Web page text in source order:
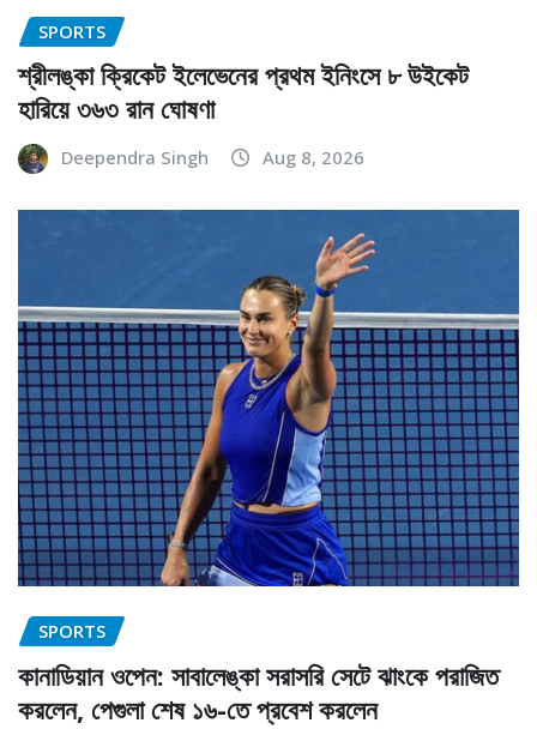
SPORTS
শ্রীলঙ্কা ক্রিকেট ইলেভেনের প্রথম ইনিংসে ৮ উইকেট
হারিয়ে ৩৬৩ রান ঘোষণা
Deependra Singh Aug 8, 2026
SPORTS
কানাডিয়ান ওপেন: সাবালেঙ্কা সরাসরি সেটে ঝাংকে পরাজিত
করলেন, পেগুলা শেষ ১৬-তে প্রবেশ করলেন